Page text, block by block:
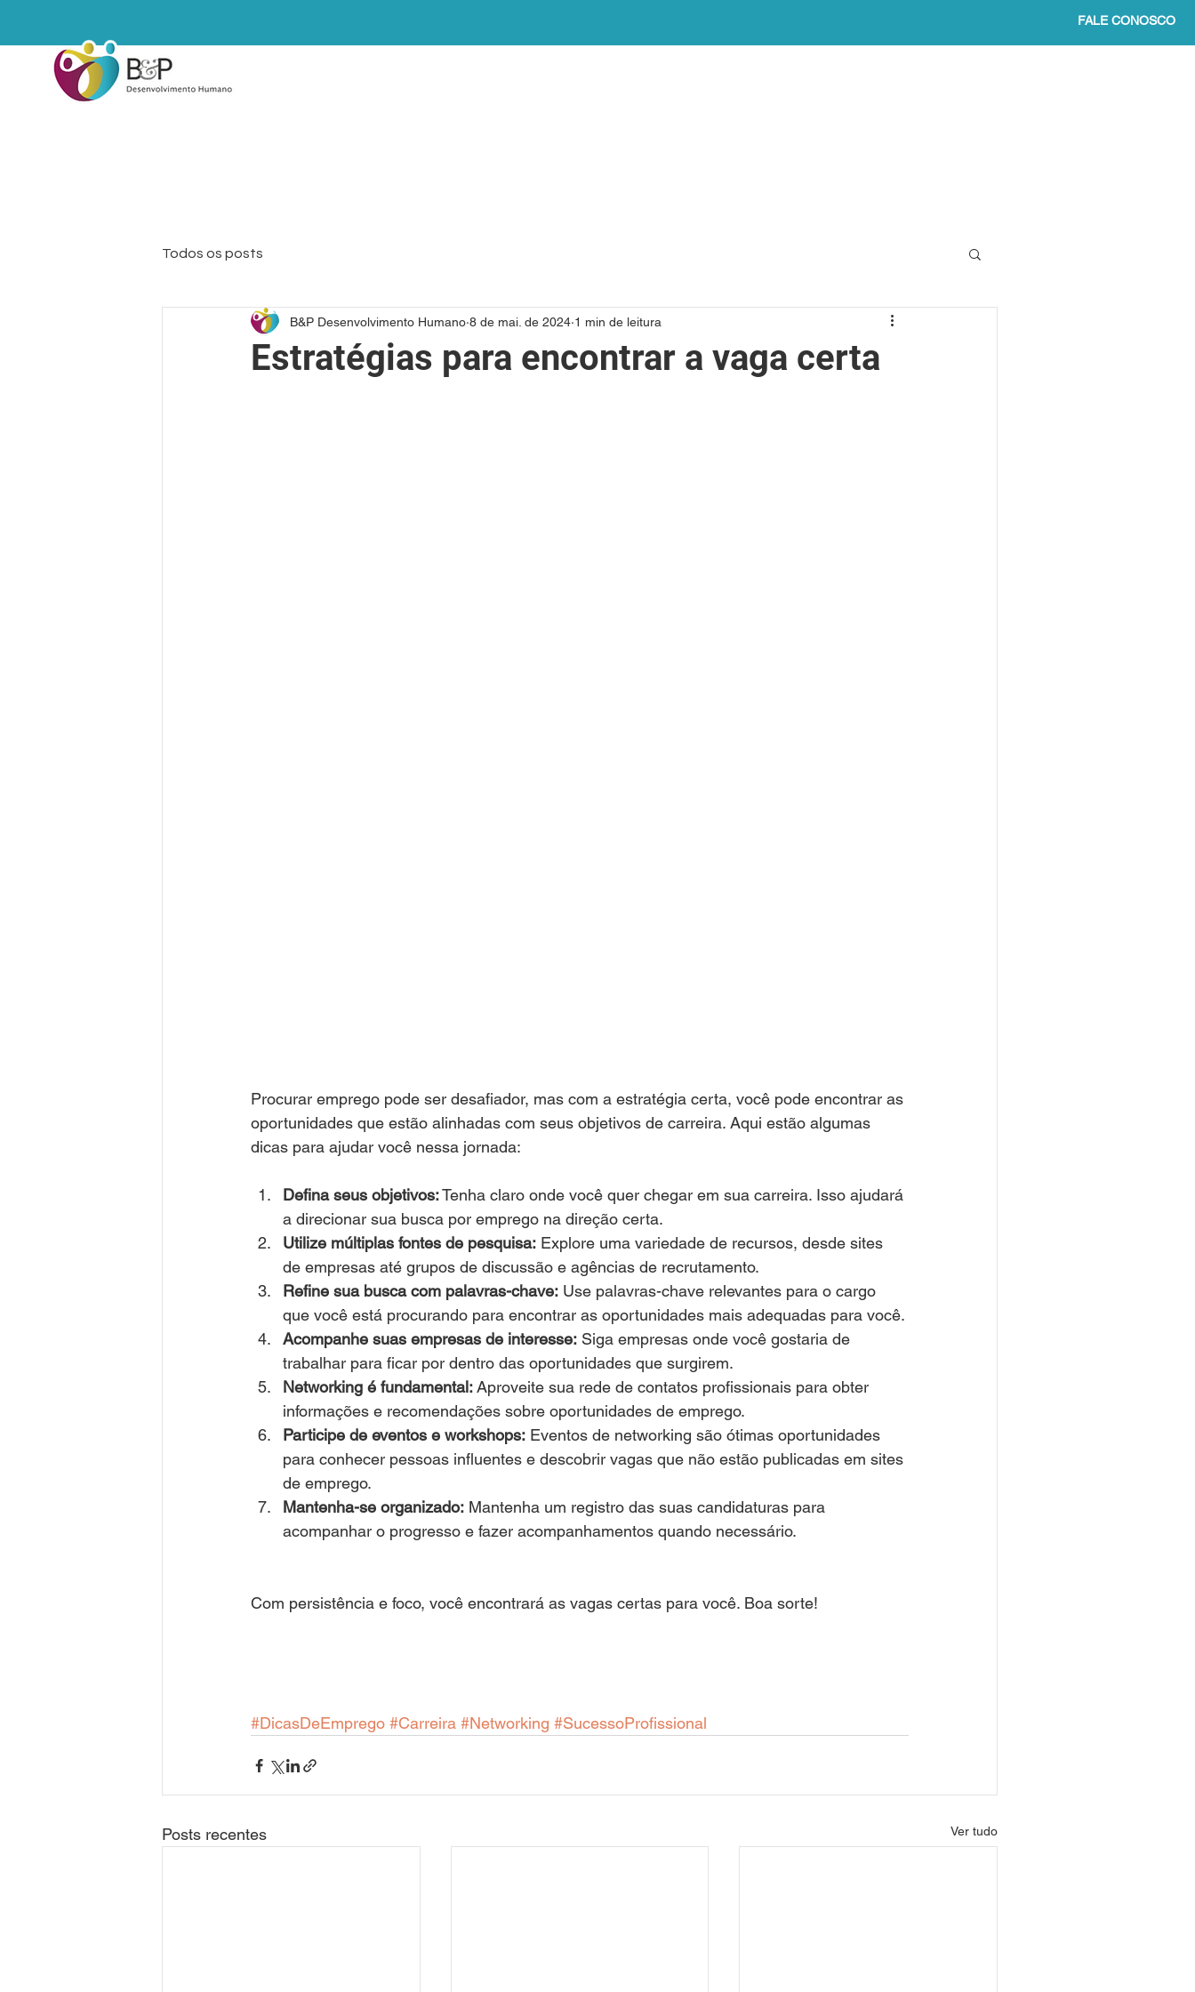
FALE CONOSCO
Todos os posts
Estratégias para encontrar a vaga certa
B&P Desenvolvimento Humano 8 de mai. de 2024 1 min de leitura
Procurar emprego pode ser desafiador, mas com a estratégia certa, você pode encontrar as
oportunidades que estão alinhadas com seus objetivos de carreira. Aqui estão algumas
dicas para ajudar você nessa jornada:
Defina seus objetivos: Tenha claro onde você quer chegar em sua carreira. Isso ajudará
a direcionar sua busca por emprego na direção certa.
Utilize múltiplas fontes de pesquisa: Explore uma variedade de recursos, desde sites
de empresas até grupos de discussão e agências de recrutamento.
Refine sua busca com palavras-chave: Use palavras-chave relevantes para o cargo
que você está procurando para encontrar as oportunidades mais adequadas para você.
Acompanhe suas empresas de interesse: Siga empresas onde você gostaria de
trabalhar para ficar por dentro das oportunidades que surgirem.
Networking é fundamental: Aproveite sua rede de contatos profissionais para obter
informações e recomendações sobre oportunidades de emprego.
Participe de eventos e workshops: Eventos de networking são ótimas oportunidades
para conhecer pessoas influentes e descobrir vagas que não estão publicadas em sites
de emprego.
Mantenha-se organizado: Mantenha um registro das suas candidaturas para
acompanhar o progresso e fazer acompanhamentos quando necessário.
Com persistência e foco, você encontrará as vagas certas para você. Boa sorte!
#DicasDeEmprego #Carreira #Networking #SucessoProfissional
Posts recentes Ver tudo